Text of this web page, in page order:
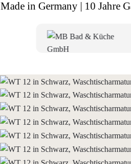
Made in Germany | 10 Jahre